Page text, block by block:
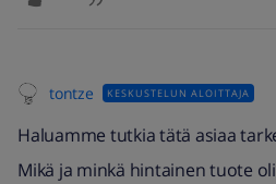
tontze KESKUSTELUN ALOITTAJA
Haluamme tutkia tätä asiaa
Mikä ja minkä hintainen tuote oli